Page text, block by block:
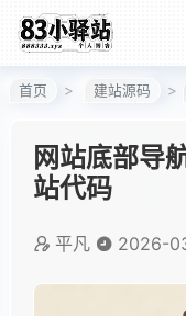
首页 建站源码
网站底部导
站代码
平凡 2026-